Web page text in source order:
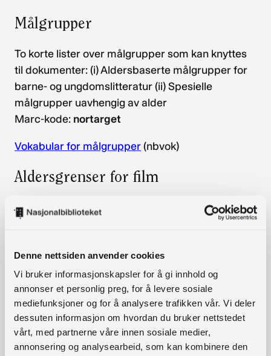
Denne nettsiden anvender cookies
Vi bruker informasjonskapsler for å gi innhold og
annonser et personlig preg, for å levere sosiale
mediefunksjoner og for å analysere trafikken vår. Vi deler
dessuten informasjon om hvordan du bruker nettstedet
vårt, med partnerne våre innen sosiale medier,
annonsering og analysearbeid, som kan kombinere den
Målgrupper
To korte lister over målgrupper som kan knyttes
til dokumenter: (i) Aldersbaserte målgrupper for
barne- og ungdomslitteratur (ii) Spesielle
målgrupper uavhengig av alder
Marc-kode: nortarget
Vokabular for målgrupper(nbvok)
Aldersgrenser for film
Medietilsynets aldersgrenser for film
Marc-kode:
Vokabular for aldersgrenser for film
Aldersgrenser for dataspill
System for aldersmerking av dataspill, forvaltet
av Pan European Game Information (PEGI).
Marc-kode:pegi